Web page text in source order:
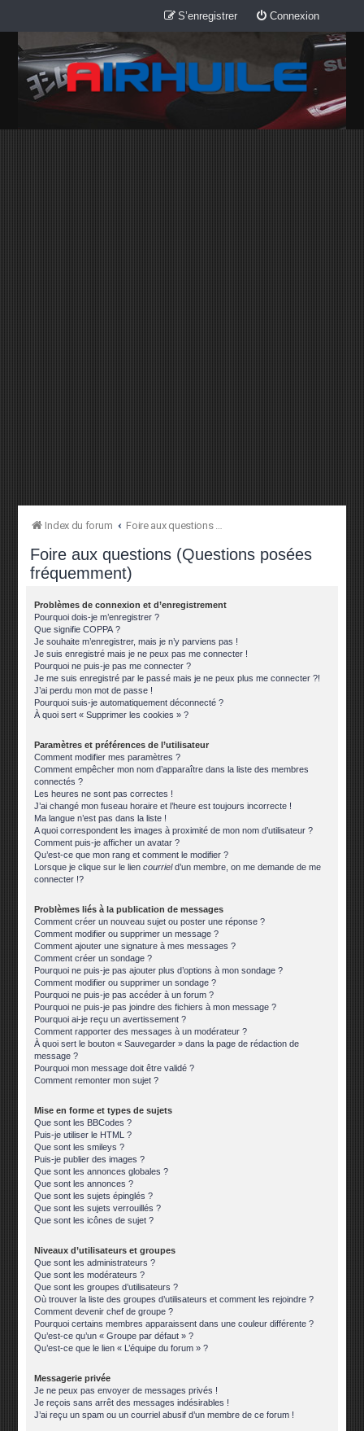
Connexion
S’enregistrer
Index du forum Foire aux questions (Questions posées fréquemment)
Foire aux questions (Questions posées
fréquemment)
Problèmes de connexion et d’enregistrement
Pourquoi dois-je m’enregistrer ?
Que signifie COPPA ?
Je souhaite m’enregistrer, mais je n’y parviens pas !
Je suis enregistré mais je ne peux pas me connecter !
Pourquoi ne puis-je pas me connecter ?
Je me suis enregistré par le passé mais je ne peux plus me connecter ?!
J’ai perdu mon mot de passe !
Pourquoi suis-je automatiquement déconnecté ?
À quoi sert « Supprimer les cookies » ?
Paramètres et préférences de l’utilisateur
Comment modifier mes paramètres ?
Comment empêcher mon nom d’apparaître dans la liste des membres
connectés ?
Les heures ne sont pas correctes !
J’ai changé mon fuseau horaire et l’heure est toujours incorrecte !
Ma langue n’est pas dans la liste !
A quoi correspondent les images à proximité de mon nom d’utilisateur ?
Comment puis-je afficher un avatar ?
Qu’est-ce que mon rang et comment le modifier ?
Lorsque je clique sur le liencourrield’un membre, on me demande de me
connecter !?
Problèmes liés à la publication de messages
Comment créer un nouveau sujet ou poster une réponse ?
Comment modifier ou supprimer un message ?
Comment ajouter une signature à mes messages ?
Comment créer un sondage ?
Pourquoi ne puis-je pas ajouter plus d’options à mon sondage ?
Comment modifier ou supprimer un sondage ?
Pourquoi ne puis-je pas accéder à un forum ?
Pourquoi ne puis-je pas joindre des fichiers à mon message ?
Pourquoi ai-je reçu un avertissement ?
Comment rapporter des messages à un modérateur ?
À quoi sert le bouton « Sauvegarder » dans la page de rédaction de
message ?
Pourquoi mon message doit être validé ?
Comment remonter mon sujet ?
Mise en forme et types de sujets
Que sont les BBCodes ?
Puis-je utiliser le HTML ?
Que sont les smileys ?
Puis-je publier des images ?
Que sont les annonces globales ?
Que sont les annonces ?
Que sont les sujets épinglés ?
Que sont les sujets verrouillés ?
Que sont les icônes de sujet ?
Niveaux d’utilisateurs et groupes
Que sont les administrateurs ?
Que sont les modérateurs ?
Que sont les groupes d’utilisateurs ?
Où trouver la liste des groupes d’utilisateurs et comment les rejoindre ?
Comment devenir chef de groupe ?
Pourquoi certains membres apparaissent dans une couleur différente ?
Qu’est-ce qu’un « Groupe par défaut » ?
Qu’est-ce que le lien « L’équipe du forum » ?
Messagerie privée
Je ne peux pas envoyer de messages privés !
Je reçois sans arrêt des messages indésirables !
J’ai reçu un spam ou un courriel abusif d’un membre de ce forum !